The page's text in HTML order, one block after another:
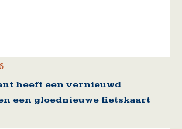
heeft een vernieuwd
een gloednieuwe fietskaart